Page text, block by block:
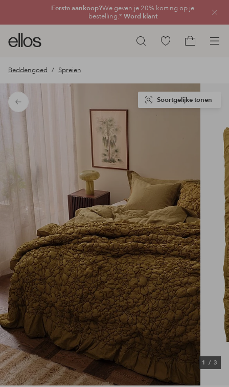
Eerste aankoop?We geven je 20% korting op je
bestelling.* Word klant
Zoeken
Ellos
logo
ga
naar
de
voorpagina
Ga
producten
Beddengoed Spreien
Terug
1 / 3
Soortgelijke tonen